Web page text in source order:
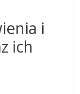
i
ich